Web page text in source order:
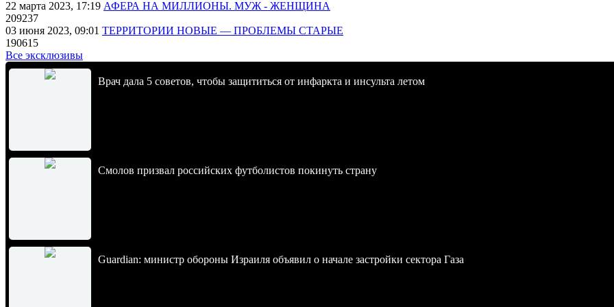
22 марта 2023, 17:19 АФЕРА НА МИЛЛИОНЫ. МУЖ - ЖЕНЩИНА
209237
03 июня 2023, 09:01 ТЕРРИТОРИИ НОВЫЕ — ПРОБЛЕМЫ СТАРЫЕ
190615
Все эксклюзивы
Врач дала 5 советов, чтобы защититься от инфаркта и инсульта летом
Смолов призвал российских футболистов покинуть страну
Guardian: министр обороны Израиля объявил о начале застройки сектора Газа